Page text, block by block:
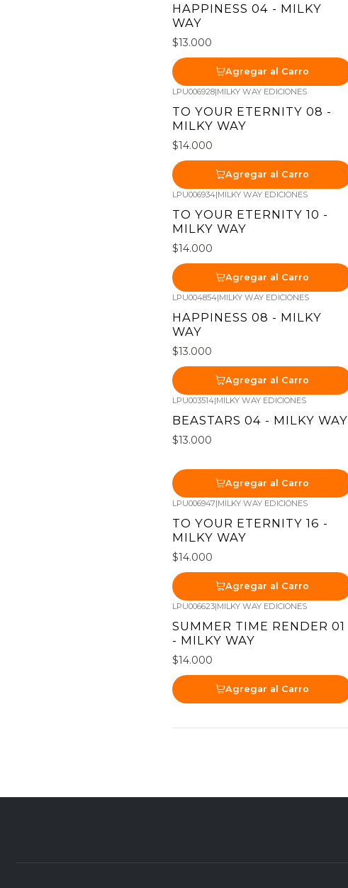
HAPPINESS 04 - MILKY
WAY
$13.000
Agregar al Carro
LPU006928|MILKY WAY EDICIONES
TO YOUR ETERNITY 08 -
MILKY WAY
$14.000
Agregar al Carro
LPU006934|MILKY WAY EDICIONES
TO YOUR ETERNITY 10 -
MILKY WAY
$14.000
Agregar al Carro
LPU004854|MILKY WAY EDICIONES
HAPPINESS 08 - MILKY
WAY
$13.000
Agregar al Carro
LPU003514|MILKY WAY EDICIONES
BEASTARS 04 - MILKY WAY
$13.000
Agregar al Carro
LPU006947|MILKY WAY EDICIONES
TO YOUR ETERNITY 16 -
MILKY WAY
$14.000
Agregar al Carro
LPU006623|MILKY WAY EDICIONES
SUMMER TIME RENDER 01
- MILKY WAY
$14.000
Agregar al Carro